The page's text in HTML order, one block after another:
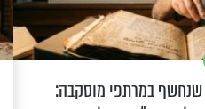
במרתפי מוסקבה: